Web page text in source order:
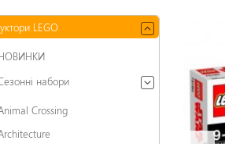
LEGO
НОВИНКИ
набори
Crossing